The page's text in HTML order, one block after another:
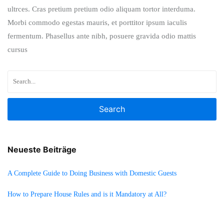
ultrces. Cras pretium pretium odio aliquam tortor interduma.
Morbi commodo egestas mauris, et porttitor ipsum iaculis
fermentum. Phasellus ante nibh, posuere gravida odio mattis
cursus
Search
Neueste Beiträge
A Complete Guide to Doing Business with Domestic Guests
How to Prepare House Rules and is it Mandatory at All?